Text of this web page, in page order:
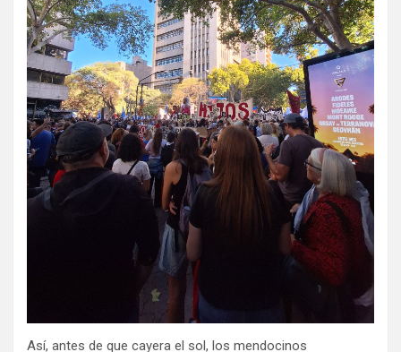
Así, antes de que cayera el sol, los mendocinos